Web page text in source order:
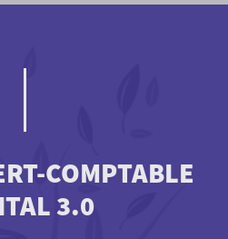
COMPTABLE
3.0